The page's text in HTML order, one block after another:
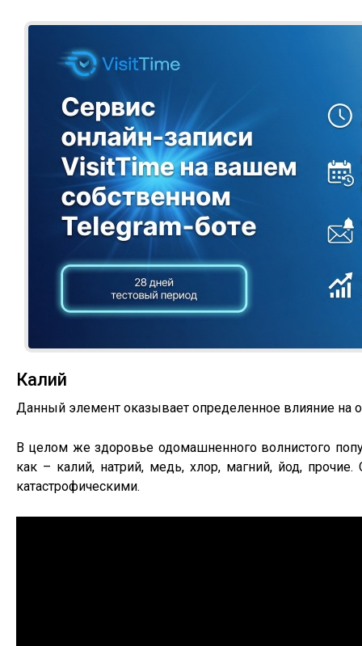
Калий
Данный элемент оказывает определенное влияние на
В целом же здоровье одомашненного волнистого
как – калий, натрий, медь, хлор, магний, йод,
катастрофическими.